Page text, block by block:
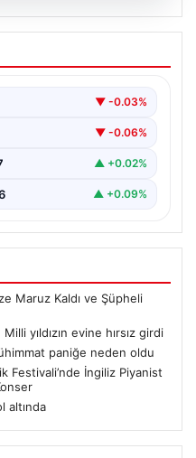
büyük şok! Milli
▼ -0.03%
▼ -0.06%
▲ +0.02%
▲ +0.09%
Maruz Kaldı ve Şüpheli
yıldızın evine hırsız girdi
paniğe neden oldu
Festivali’nde İngiliz Piyanist
altında